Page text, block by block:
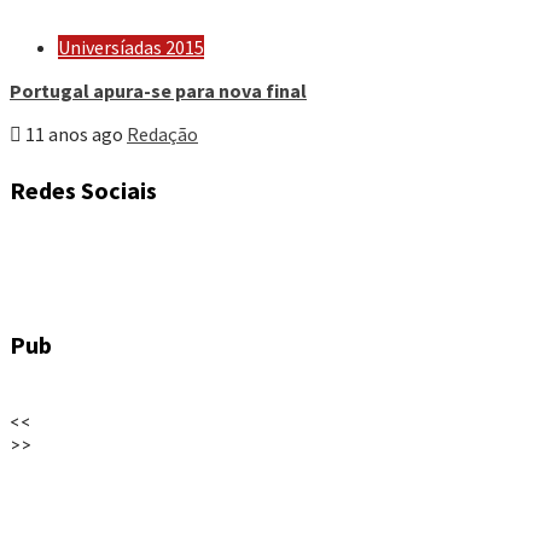
Universíadas 2015
Portugal apura-se para nova final
11 anos ago Redação
Redes Sociais
Pub
<<
>>